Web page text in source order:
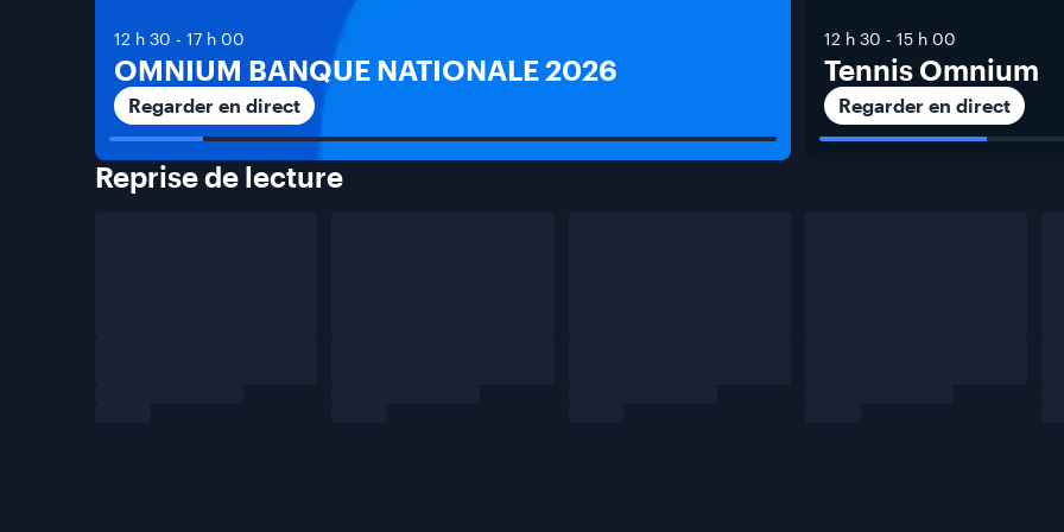
12 h 30 - 17 h 00
OMNIUM BANQUE NATIONALE 2026
Regarder en direct
12 h 30 - 15 h 00
Tennis Omnium
Regarder en direct
Reprise de lecture